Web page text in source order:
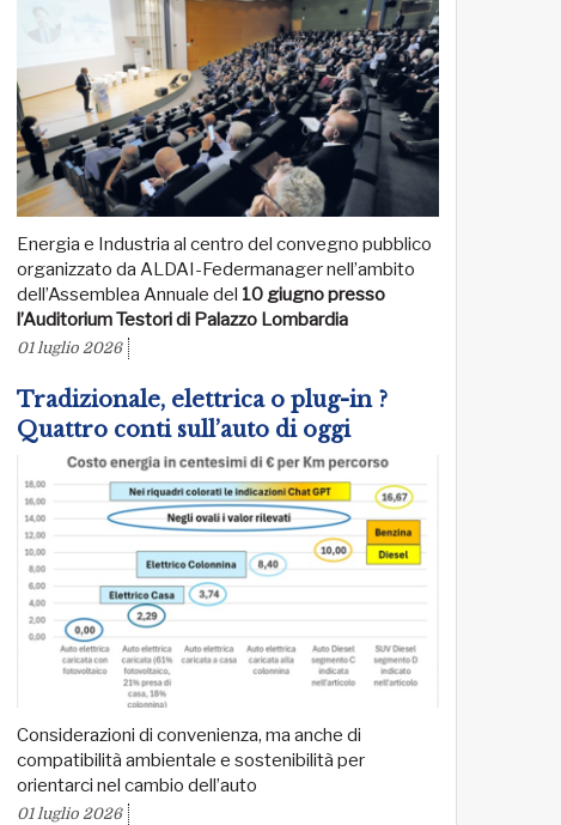
Energia e Industria al centro del convegno pubblico
organizzato da ALDAI-Federmanager nell’ambito
dell’Assemblea Annuale del 10 giugno presso
l’Auditorium Testori di Palazzo Lombardia
01 luglio 2026
Tradizionale, elettrica o plug-in ?
Quattro conti sull’auto di oggi
Considerazioni di convenienza, ma anche di
compatibilità ambientale e sostenibilità per
orientarci nel cambio dell’auto
01 luglio 2026